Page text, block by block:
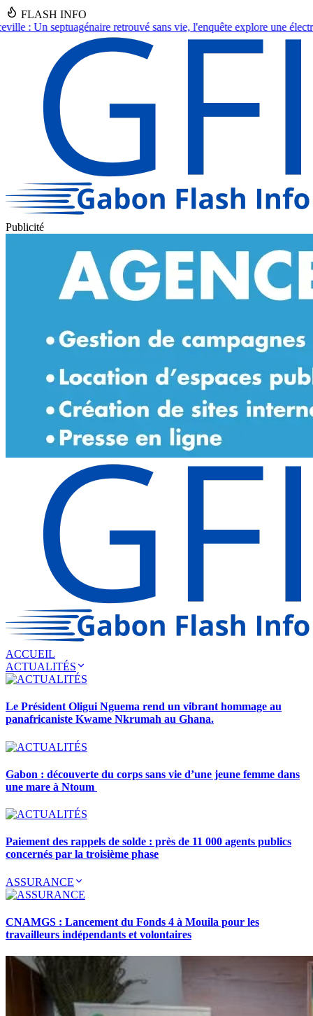
FLASH INFO
vie, l'enquête explore une électrocution.● Les Panthères du Gabon :
Publicité
ACCUEIL
ACTUALITÉS
Le Président Oligui Nguema rend un vibrant hommage au
panafricaniste Kwame Nkrumah au Ghana.
Gabon : découverte du corps sans vie d’une jeune femme dans
une mare à Ntoum
Paiement des rappels de solde : près de 11 000 agents publics
concernés par la troisième phase
ASSURANCE
CNAMGS : Lancement du Fonds 4 à Mouila pour les
travailleurs indépendants et volontaires